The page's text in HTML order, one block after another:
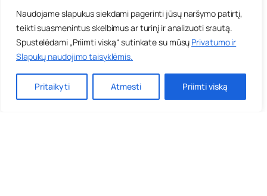
Naudojame slapukus siekdami pagerinti jūsų naršymo patirtį,
teikti suasmenintus skelbimus ar turinį ir analizuoti srautą.
Spustelėdami „Priimti viską“ sutinkate su mūsų Privatumo ir
Slapukų naudojimo taisyklėmis.
Pritaikyti Atmesti Priimti viską